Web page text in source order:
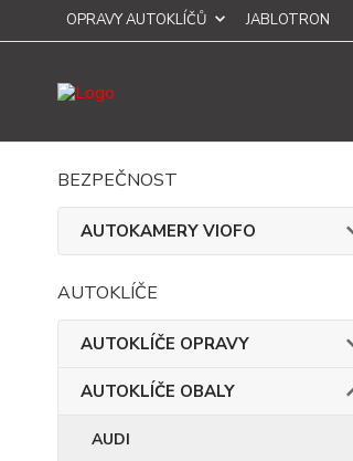
OPRAVY AUTOKLÍČŮ JABLOTRON
BEZPEČNOST
AUTOKAMERY VIOFO
AUTOKLÍČE
AUTOKLÍČE OPRAVY
AUTOKLÍČE OBALY
AUDI